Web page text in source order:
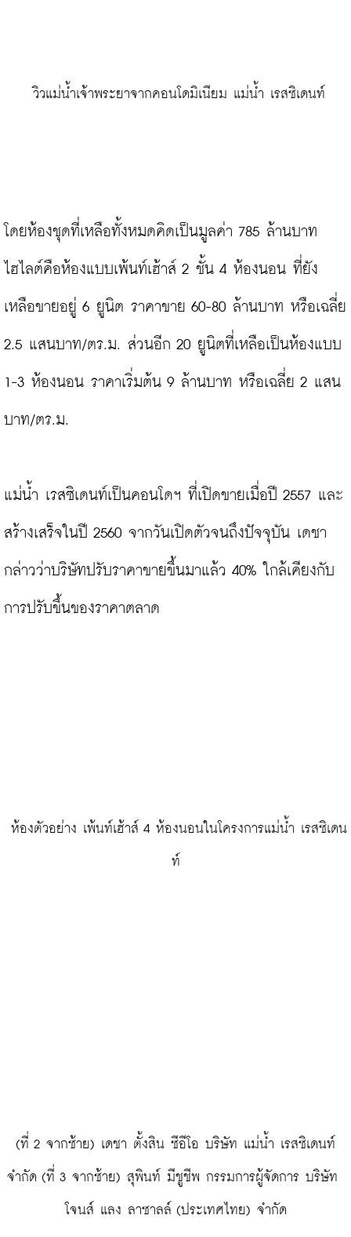
วิวแม่น้ำเจ้าพระยาจากคอนโดมิเนียม แม่น้ำ เรสซิเดนท์
โดยห้องชุดที่เหลือทั้งหมดคิดเป็นมูลค่า 785 ล้านบาท
ไฮไลต์คือห้องแบบเพ้นท์เฮ้าส์ 2 ชั้น 4 ห้องนอน ที่ยัง
เหลือขายอยู่ 6 ยูนิต ราคาขาย 60-80 ล้านบาท หรือเฉลี่ย
2.5 แสนบาท/ตร.ม. ส่วนอีก 20 ยูนิตที่เหลือเป็นห้องแบบ
1-3 ห้องนอน ราคาเริ่มต้น 9 ล้านบาท หรือเฉลี่ย 2 แสน
บาท/ตร.ม.
แม่น้ำ เรสซิเดนท์เป็นคอนโดฯ ที่เปิดขายเมื่อปี 2557 และ
สร้างเสร็จในปี 2560 จากวันเปิดตัวจนถึงปัจจุบัน เดชา
กล่าวว่าบริษัทปรับราคาขายขึ้นมาแล้ว 40% ใกล้เคียงกับ
การปรับขึ้นของราคาตลาด
ท์
จำกัด (ที่ 3 จากซ้าย) สุพินท์ มีชูชีพ กรรมการผู้จัดการ บริษัท
โจนส์ แลง ลาซาลล์ (ประเทศไทย) จำกัด